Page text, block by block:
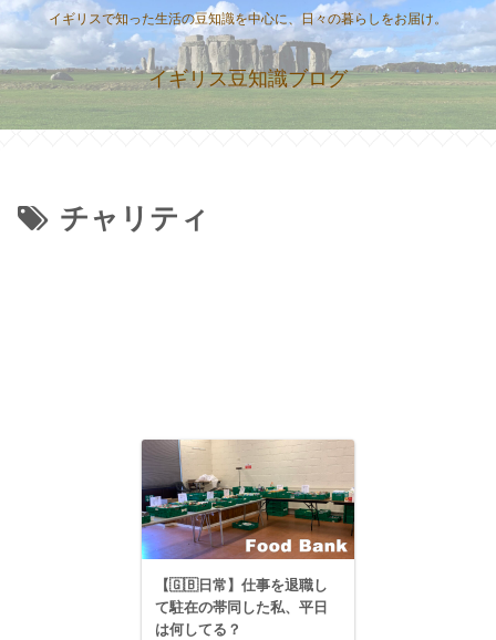
イギリスで知った生活の豆知識を中心に、日々の暮らしをお届け。
イギリス豆知識ブログ
チャリティ
【🇬🇧日常】仕事を退職し
て駐在の帯同した私、平日
は何してる？